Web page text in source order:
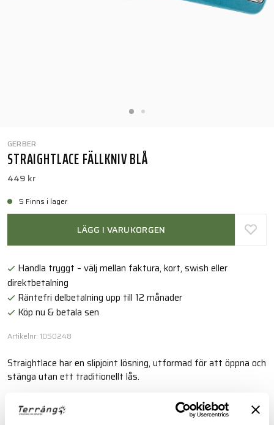
GERBER
STRAIGHTLACE FÄLLKNIV BLÅ
449 kr
5 Finns i lager
LÄGG I VARUKORGEN
Handla tryggt – välj mellan faktura, kort, swish eller
direktbetalning
Räntefri delbetalning upp till 12 månader
Köp nu & betala sen
Artikelnr: 1050248
Straightlace har en slipjoint lösning, utformad för att öppna och
stänga utan ett traditionellt lås.
Läs mer